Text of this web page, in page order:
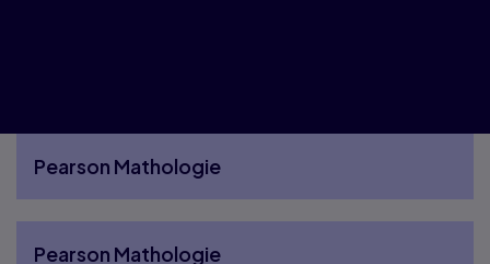
Pearson Mathologie
Pearson Mathologie